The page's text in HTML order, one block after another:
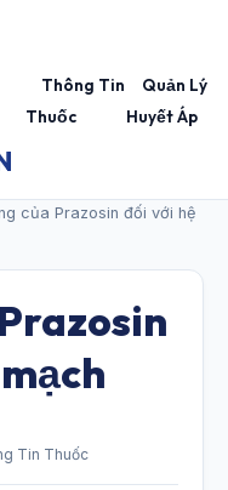
Thông Tin
Thuốc
Quản Lý
Huyết Áp
của Prazosin đối với hệ
Tin Thuốc